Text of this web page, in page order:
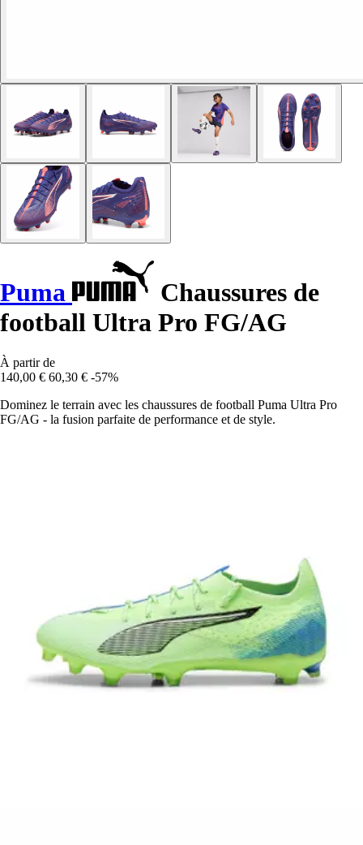
Puma
Chaussures de
football Ultra Pro FG/AG
À partir de
140,00 € 60,30 € -57%
Dominez le terrain avec les chaussures de football Puma Ultra Pro
FG/AG - la fusion parfaite de performance et de style.